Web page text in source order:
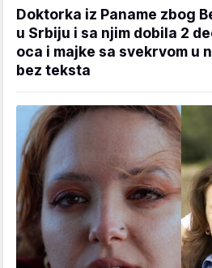
Doktorka iz Paname zbog
u Srbiju i sa njim dobila 2
oca i majke sa svekrvom u
bez teksta